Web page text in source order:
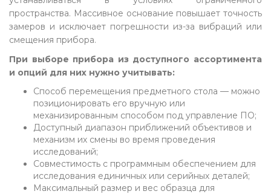
пространства. Массивное основание повышает точность
замеров и исключает погрешности из-за вибраций или
смещения прибора.
При выборе прибора из доступного ассортимента
и опций для них нужно учитывать:
Способ перемещения предметного стола — можно
позиционировать его вручную или
механизированным способом под управление ПО;
Доступный диапазон приближений объективов и
механизм их смены во время проведения
исследований;
Совместимость с программным обеспечением для
исследования единичных или серийных деталей;
Максимальный размер и вес образца для